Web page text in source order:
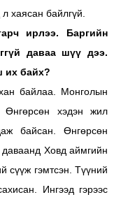
хаясан байлгүй.
ирлээ. Баргийн
даваа шүү дээ.
их байх?
байлаа. Монголын
хэдэн жил
байсан. Өнгөрсөн
Ховд аймгийн
сүүж гэмтсэн. Түүний
Ингээд гэрээс